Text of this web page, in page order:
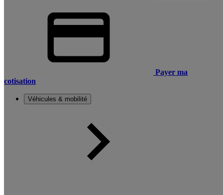
Payer ma
cotisation
Véhicules & mobilité